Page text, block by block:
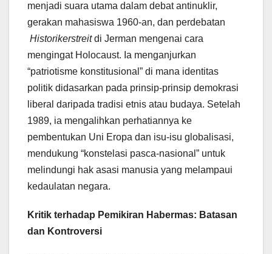
menjadi suara utama dalam debat antinuklir,
gerakan mahasiswa 1960-an, dan perdebatan
Historikerstreitdi Jerman mengenai cara
mengingat Holocaust. Ia menganjurkan
“patriotisme konstitusional” di mana identitas
politik didasarkan pada prinsip-prinsip demokrasi
liberal daripada tradisi etnis atau budaya. Setelah
1989, ia mengalihkan perhatiannya ke
pembentukan Uni Eropa dan isu-isu globalisasi,
mendukung “konstelasi pasca-nasional” untuk
melindungi hak asasi manusia yang melampaui
kedaulatan negara.
Kritik terhadap Pemikiran Habermas: Batasan
dan Kontroversi